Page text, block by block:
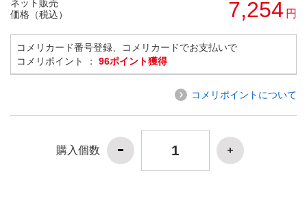
ネット販売
価格（税込）
7,254 円
コメリカード番号登録、コメリカードでお支払いで
コメリポイント ： 96ポイント獲得
コメリポイントについて
購入個数